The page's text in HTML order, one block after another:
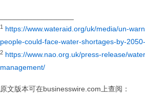
1 https://www.wateraid.org/uk/media/un-
people-could-face-water-shortages-by-
2 https://www.nao.org.uk/press-release/
management/
原文版本可在businesswire.com上查阅：